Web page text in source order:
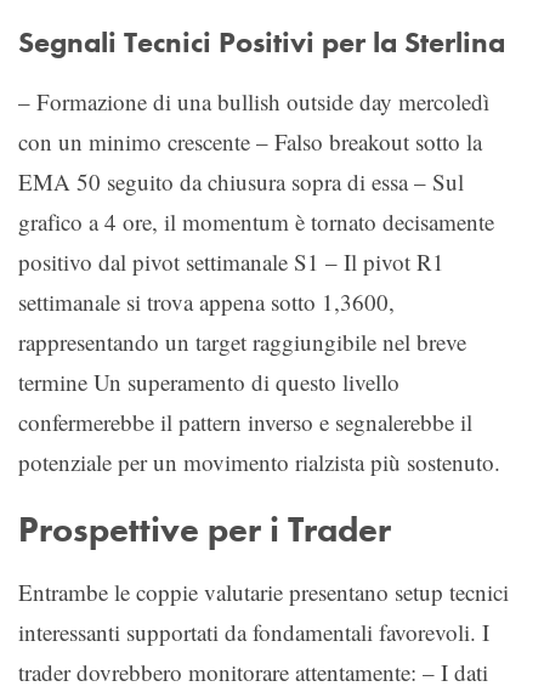
Segnali Tecnici Positivi per la Sterlina
– Formazione di una bullish outside day mercoledì
con un minimo crescente – Falso breakout sotto la
EMA 50 seguito da chiusura sopra di essa – Sul
grafico a 4 ore, il momentum è tornato decisamente
positivo dal pivot settimanale S1 – Il pivot R1
settimanale si trova appena sotto 1,3600,
rappresentando un target raggiungibile nel breve
termine Un superamento di questo livello
confermerebbe il pattern inverso e segnalerebbe il
potenziale per un movimento rialzista più sostenuto.
Prospettive per i Trader
Entrambe le coppie valutarie presentano setup tecnici
interessanti supportati da fondamentali favorevoli. I
trader dovrebbero monitorare attentamente: – I dati